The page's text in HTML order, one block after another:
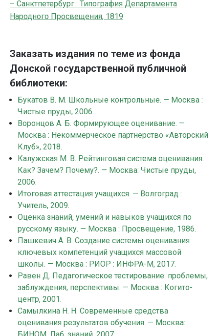
– Санктпетербург : Типография Департамента
Народного Просвещения, 1819
Заказать издания по теме из фонда
Донской государственной публичной
библиотеки:
Букатов В. М. Школьные контрольные. — Москва :
Чистые пруды, 2006.
Воронцов А. Б. Формирующее оценивание. —
Москва : Некоммерческое партнерство «Авторский
Клуб», 2018.
Калужская М. В. Рейтинговая система оценивания.
Как? Зачем? Почему?. — Москва: Чистые пруды,
2006.
Итоговая аттестация учащихся. — Волгоград :
Учитель, 2009.
Оценка знаний, умений и навыков учащихся по
русскому языку. — Москва : Просвещение, 1986.
Пашкевич А. В. Создание системы оценивания
ключевых компетенций учащихся массовой
школы. — Москва : РИОР : ИНФРА-М, 2017.
Равен Д. Педагогическое тестирование: проблемы,
заблуждения, перспективы. — Москва : Когито-
центр, 2001.
Самылкина Н. Н. Современные средства
оценивания результатов обучения. — Москва: